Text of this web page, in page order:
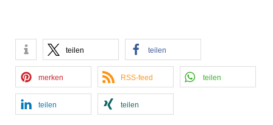
teilen teilen
merken RSS-feed teilen
teilen teilen